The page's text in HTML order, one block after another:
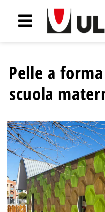
Pelle a
scuola